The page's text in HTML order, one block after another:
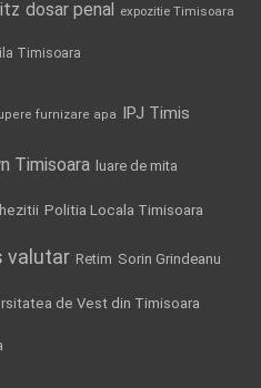
dosar penal expozitie Timisoara
Timisoara
furnizare apa IPJ Timis
Timisoara luare de mita
Politia Locala Timisoara
valutar Retim Sorin Grindeanu
de Vest din Timisoara